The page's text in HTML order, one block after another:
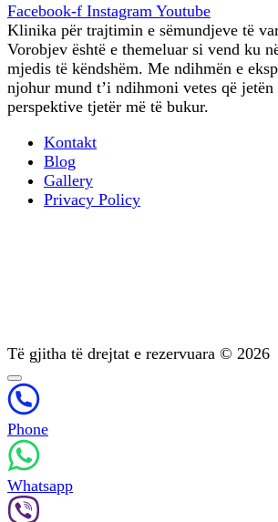
Facebook-f Instagram Youtube
Klinika për trajtimin e sëmundjeve të
Vorobjev është e themeluar si vend ku
mjedis të këndshëm. Me ndihmën e
njohur mund t’i ndihmoni vetes që
perspektive tjetër më të bukur.
Kontakt
Blog
Gallery
Privacy Policy
Të gjitha të drejtat e rezervuara © 2026
Phone
Whatsapp